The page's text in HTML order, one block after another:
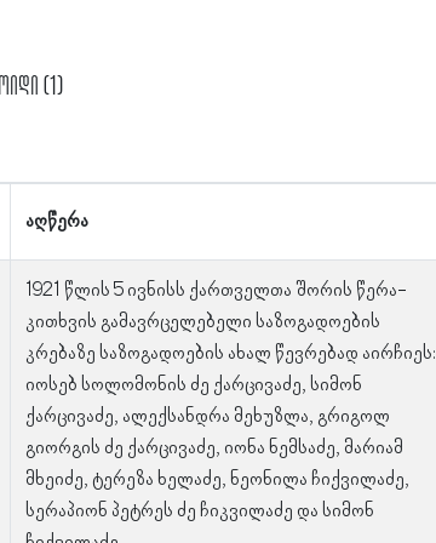
(1)
აღწერა
1921 წლის 5 ივნისს ქართველთა შორის წერა-
კითხვის გამავრცელებელი საზოგადოების
კრებაზე საზოგადოების ახალ წევრებად აირჩიეს:
იოსებ სოლომონის ძე ქარცივაძე, სიმონ
ქარცივაძე, ალექსანდრა მეხუზლა, გრიგოლ
გიორგის ძე ქარცივაძე, იონა ნემსაძე, მარიამ
მხეიძე, ტერეზა ხელაძე, ნეონილა ჩიქვილაძე,
სერაპიონ პეტრეს ძე ჩიკვილაძე და სიმონ